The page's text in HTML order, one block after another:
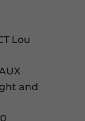
Lou
and